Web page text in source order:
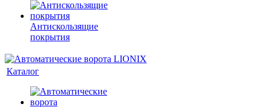
Антискользящие
покрытия
Каталог